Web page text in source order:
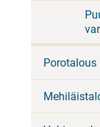
Porotalous